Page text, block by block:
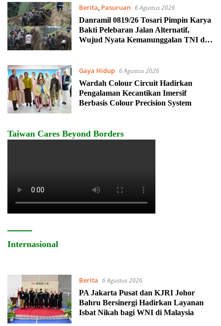
Berita Pasuruan 6 Agustus 2026
Danramil 0819/26 Tosari Pimpin Karya
Bakti Pelebaran Jalan Alternatif,
Wujud Nyata Kemanunggalan TNI dan
Gaya Hidup 6 Agustus 2026
Wardah Colour Circuit Hadirkan
Pengalaman Kecantikan Imersif
Berbasis Colour Precision System
Taiwan Cares Beyond Borders
Internasional
Berita 6 Agustus 2026
PA Jakarta Pusat dan KJRI Johor
Bahru Bersinergi Hadirkan Layanan
Isbat Nikah bagi WNI di Malaysia